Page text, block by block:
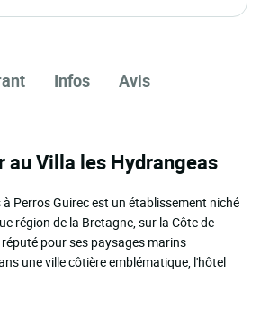
Infos Avis
au Villa les Hydrangeas
Perros Guirec est un établissement niché
région de la Bretagne, sur la Côte de
pour ses paysages marins
une ville côtière emblématique, l'hôtel